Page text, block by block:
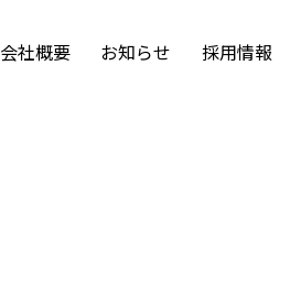
会社概要 お知らせ 採用情報